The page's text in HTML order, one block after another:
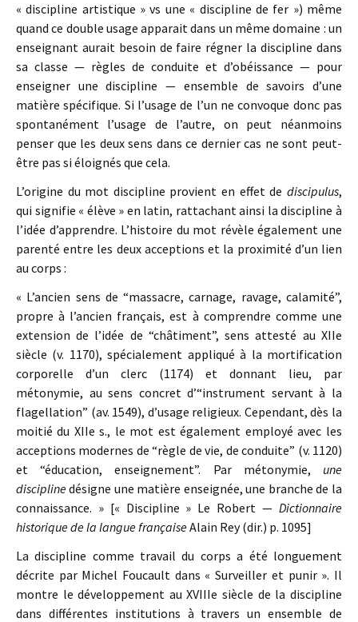
« discipline artistique » vs une « discipline de fer ») même
quand ce double usage apparait dans un même domaine : un
enseignant aurait besoin de faire régner la discipline dans
sa classe — règles de conduite et d’obéissance — pour
enseigner une discipline — ensemble de savoirs d’une
matière spécifique. Si l’usage de l’un ne convoque donc pas
spontanément l’usage de l’autre, on peut néanmoins
penser que les deux sens dans ce dernier cas ne sont peut-
être pas si éloignés que cela.
L’origine du mot discipline provient en effet de discipulus,
qui signifie « élève » en latin, rattachant ainsi la discipline à
l’idée d’apprendre. L’histoire du mot révèle également une
parenté entre les deux acceptions et la proximité d’un lien
au corps :
« L’ancien sens de “massacre, carnage, ravage, calamité”,
propre à l’ancien français, est à comprendre comme une
extension de l’idée de “châtiment”, sens attesté au XIIe
siècle (v. 1170), spécialement appliqué à la mortification
corporelle d’un clerc (1174) et donnant lieu, par
métonymie, au sens concret d’“instrument servant à la
flagellation” (av. 1549), d’usage religieux. Cependant, dès la
moitié du XIIe s., le mot est également employé avec les
acceptions modernes de “règle de vie, de conduite” (v. 1120)
et “éducation, enseignement”. Par métonymie, une
disciplinedésigne une matière enseignée, une branche de la
connaissance. » [« Discipline » Le Robert — Dictionnaire
historique de la langue françaiseAlain Rey (dir.) p. 1095]
La discipline comme travail du corps a été longuement
décrite par Michel Foucault dans « Surveiller et punir ». Il
montre le développement au XVIIIe siècle de la discipline
dans différentes institutions à travers un ensemble de